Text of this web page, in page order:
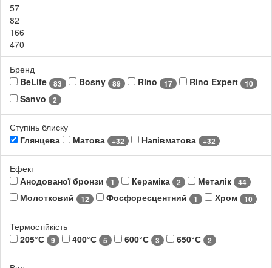
57
82
166
470
Бренд
BeLife
83 Bosny 89 Rino 17 Rino Expert 10
Sanvo 2
Ступінь блиску
Глянцева
Матова +32 Напівматова +32
Ефект
Анодованої бронзи
1 Кераміка 2 Металік 44
Молотковий 12 Фосфоресцентний 1 Хром 10
Термостійкість
205°С
9 400°С 5 600°С 3 650°С 2